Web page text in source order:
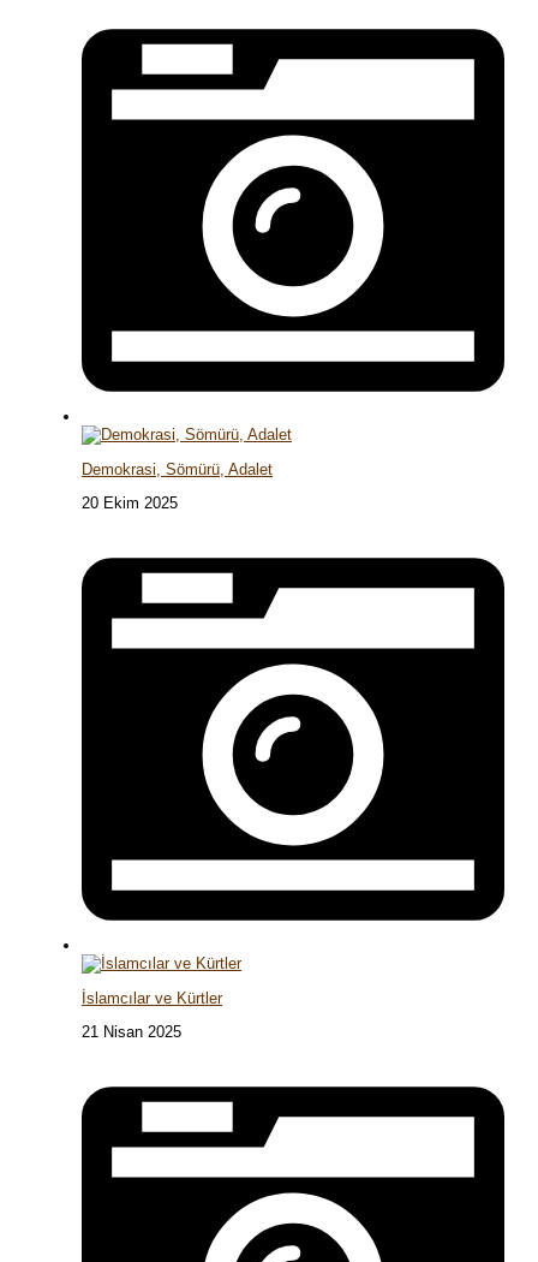
Demokrasi, Sömürü, Adalet
20 Ekim 2025
İslamcılar ve Kürtler
21 Nisan 2025